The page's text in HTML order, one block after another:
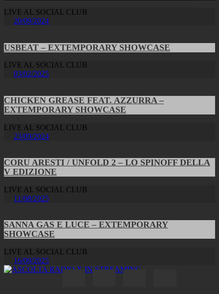
LIVE AL SOCIAL CLUB
20/09/2024
USBEAT – EXTEMPORARY SHOWCASE
LIVE AL SOCIAL CLUB
03/02/2025
CHICKEN GREASE FEAT. AZZURRA –
EXTEMPORARY SHOWCASE
LIVE AL SOCIAL CLUB
23/09/2024
CORU ARESTI / UNFOLD 2 – LO SPINOFF DELLA
V EDIZIONE
LIVE AL SOCIAL CLUB
11/08/2025
SANNA GAS E LUCE – EXTEMPORARY
SHOWCASE
LIVE AL SOCIAL CLUB
16/09/2025